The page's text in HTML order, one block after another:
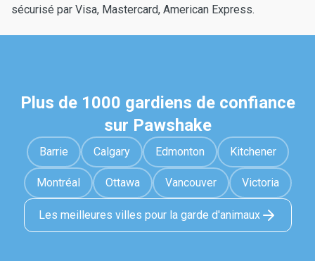
sécurisé par Visa, Mastercard, American Express.
Plus de 1000 gardiens de confiance
sur Pawshake
Barrie Calgary Edmonton Kitchener
Montréal Ottawa Vancouver Victoria
Les meilleures villes pour la garde d'animaux